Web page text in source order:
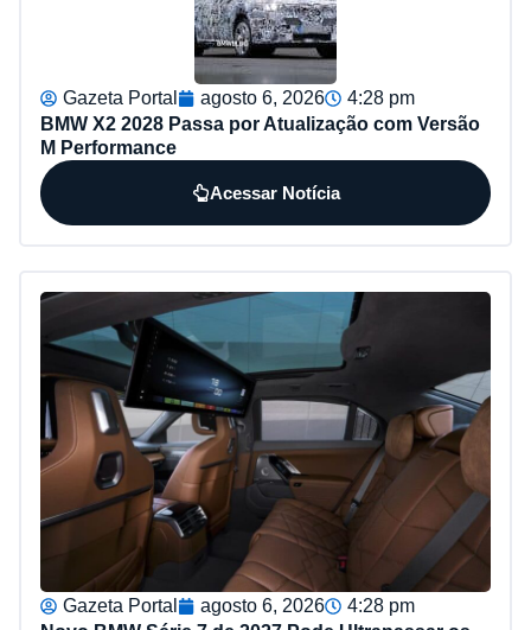
Gazeta Portal agosto 6, 2026
4:28 pm
BMW X2 2028 Passa por Atualização com Versão
M Performance
Acessar Notícia
Gazeta Portal agosto 6, 2026
4:28 pm